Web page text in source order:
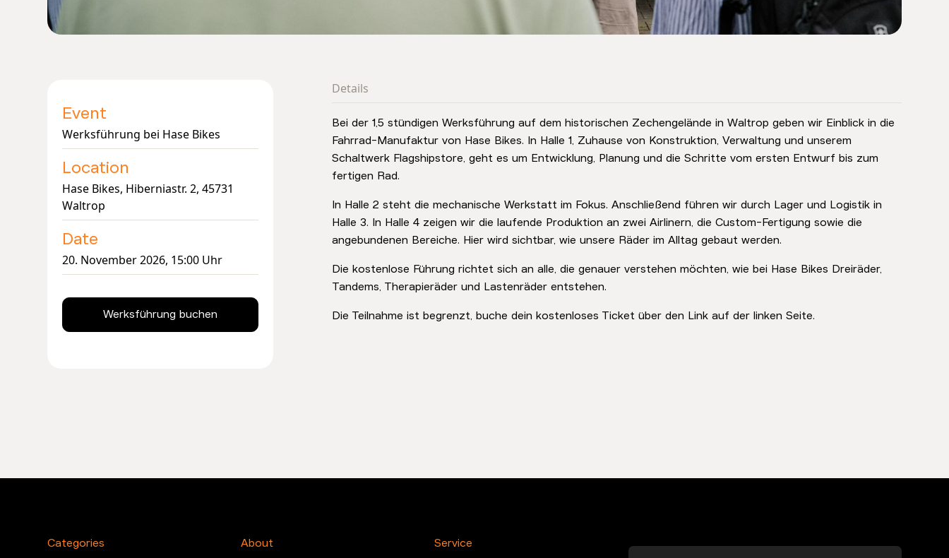
Event
Werksführung bei Hase Bikes
Location
Hase Bikes, Hiberniastr. 2, 45731
Waltrop
Date
20. November 2026, 15:00 Uhr
Werksführung buchen
Details
Bei der 1,5 stündigen Werksführung auf dem historischen Zechengelände in Waltrop geben wir Einblick in die
Fahrrad-Manufaktur von Hase Bikes. In Halle 1, Zuhause von Konstruktion, Verwaltung und unserem
Schaltwerk Flagshipstore, geht es um Entwicklung, Planung und die Schritte vom ersten Entwurf bis zum
fertigen Rad.
In Halle 2 steht die mechanische Werkstatt im Fokus. Anschließend führen wir durch Lager und Logistik in
Halle 3. In Halle 4 zeigen wir die laufende Produktion an zwei Airlinern, die Custom-Fertigung sowie die
angebundenen Bereiche. Hier wird sichtbar, wie unsere Räder im Alltag gebaut werden.
Die kostenlose Führung richtet sich an alle, die genauer verstehen möchten, wie bei Hase Bikes Dreiräder,
Tandems, Therapieräder und Lastenräder entstehen.
Die Teilnahme ist begrenzt, buche dein kostenloses Ticket über den Link auf der linken Seite.
Categories About Service